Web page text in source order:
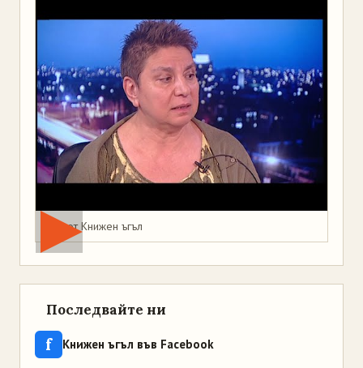
Мая от Книжен ъгъл
Последвайте ни
f Книжен ъгъл във Facebook